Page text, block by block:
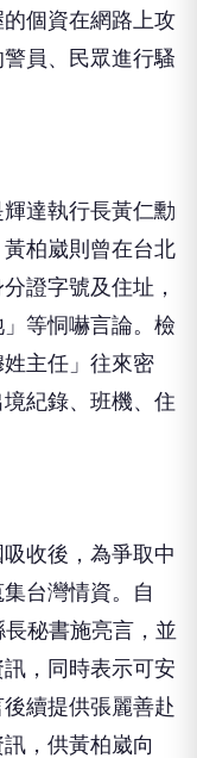
個資在網路上攻
員、民眾進行騷
達執行長黃仁勳
柏崴則曾在台北
證字號及住址，
等恫嚇言論。檢
主任」往來密
紀錄、班機、住
收後，為爭取中
台灣情資。自
秘書施亮言，並
，同時表示可安
續提供張麗善赴
，供黃柏崴向